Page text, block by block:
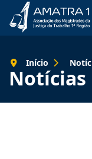
Notícias
Início